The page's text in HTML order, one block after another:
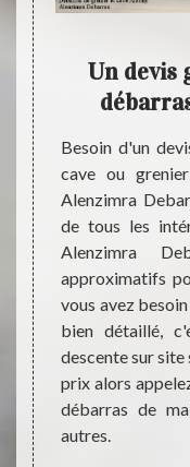
une
le
ce
Ses
sur
est
des
Un devis
Besoin d'un
cave ou
Alenzimra
de tous les
Alenzimra
approximatifs
vous avez
bien détaillé,
descente sur
prix alors
débarras de
autres.